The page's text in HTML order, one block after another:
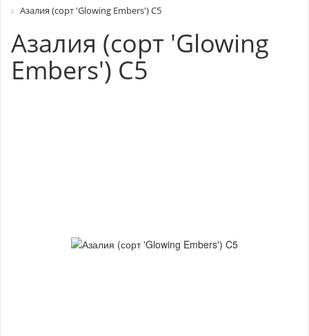
Азалия (сорт 'Glowing Embers') C5
Азалия (сорт 'Glowing
Embers') C5